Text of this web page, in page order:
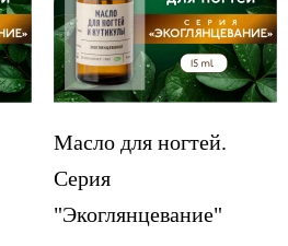
Масло для ногтей.
Серия
"Экоглянцевание"